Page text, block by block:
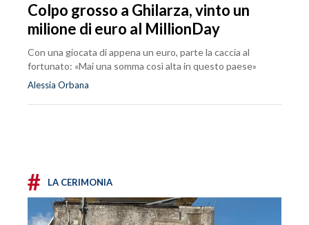
Colpo grosso a Ghilarza, vinto un
milione di euro al MillionDay
Con una giocata di appena un euro, parte la caccia al
fortunato: «Mai una somma così alta in questo paese»
Alessia Orbana
# LA CERIMONIA